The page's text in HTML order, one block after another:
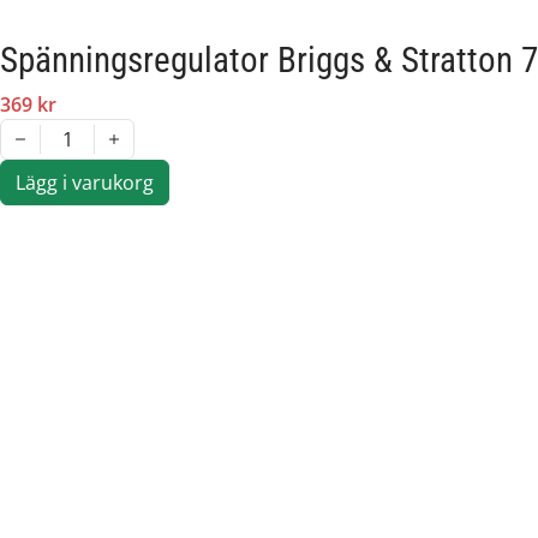
Spänningsregulator Briggs & Stratton
369 kr
1
Lägg i varukorg